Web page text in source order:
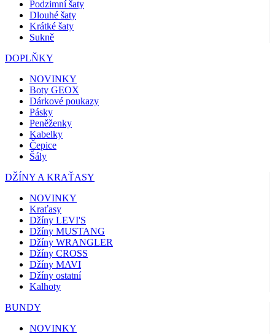
Podzimní šaty
Dlouhé šaty
Krátké šaty
Sukně
DOPLŇKY
NOVINKY
Boty GEOX
Dárkové poukazy
Pásky
Peněženky
Kabelky
Čepice
Šály
DŽÍNY A KRAŤASY
NOVINKY
Kraťasy
Džíny LEVI'S
Džíny MUSTANG
Džíny WRANGLER
Džíny CROSS
Džíny MAVI
Džíny ostatní
Kalhoty
BUNDY
NOVINKY